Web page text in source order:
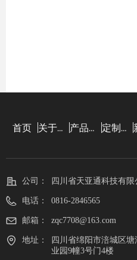
首页 关于我们 产品中心 定制设计
公司： 四川省天亚通科技有限
电话： 0816-2846565
邮箱： zqc7708@163.com
地址：
四川省绵阳市涪城区
业园9幢3号门4楼